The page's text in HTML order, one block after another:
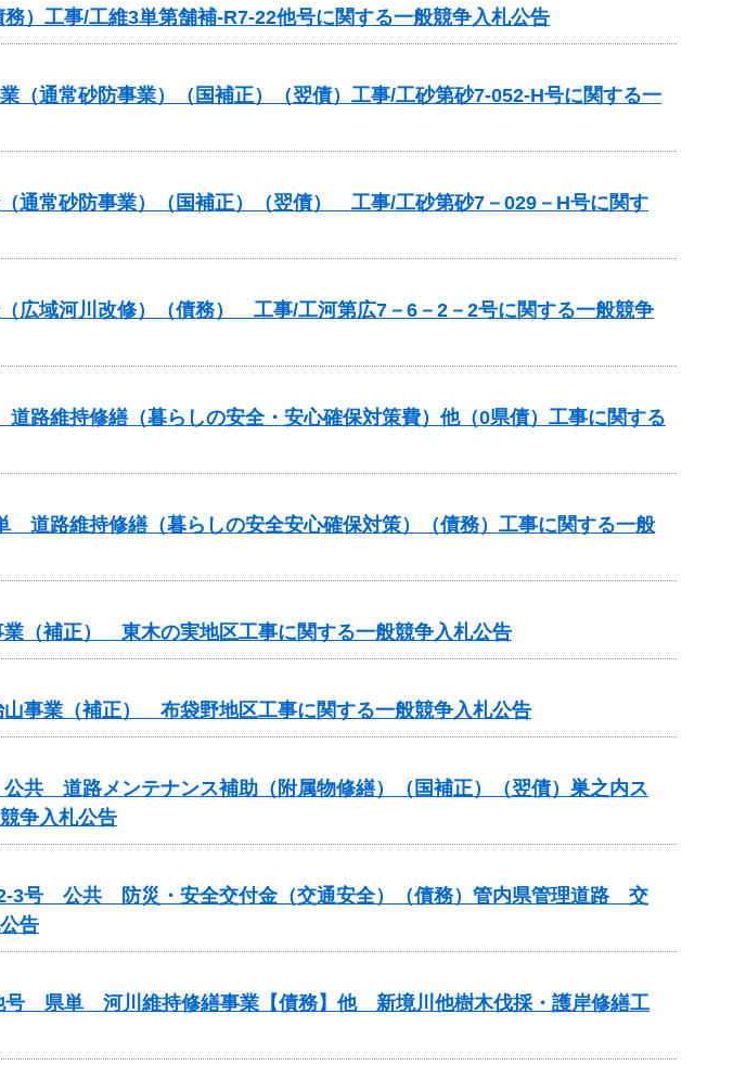
）工事/工維3単第舗補-R7-22他号に関する一般競争入札公告
（通常砂防事業）（国補正）（翌債）工事/工砂第砂7-052-H号に関する一
通常砂防事業）（国補正）（翌債） 工事/工砂第砂7－029－H号に関す
広域河川改修）（債務） 工事/工河第広7－6－2－2号に関する一般競争
路維持修繕（暮らしの安全・安心確保対策費）他（0県債）工事に関する
道路維持修繕（暮らしの安全安心確保対策）（債務）工事に関する一般
（補正） 東木の実地区工事に関する一般競争入札公告
事業（補正） 布袋野地区工事に関する一般競争入札公告
共 道路メンテナンス補助（附属物修繕）（国補正）（翌債）巣之内ス
争入札公告
2-3号 公共 防災・安全交付金（交通安全）（債務）管内県管理道路 交
告
号 県単 河川維持修繕事業【債務】他 新境川他樹木伐採・護岸修繕工